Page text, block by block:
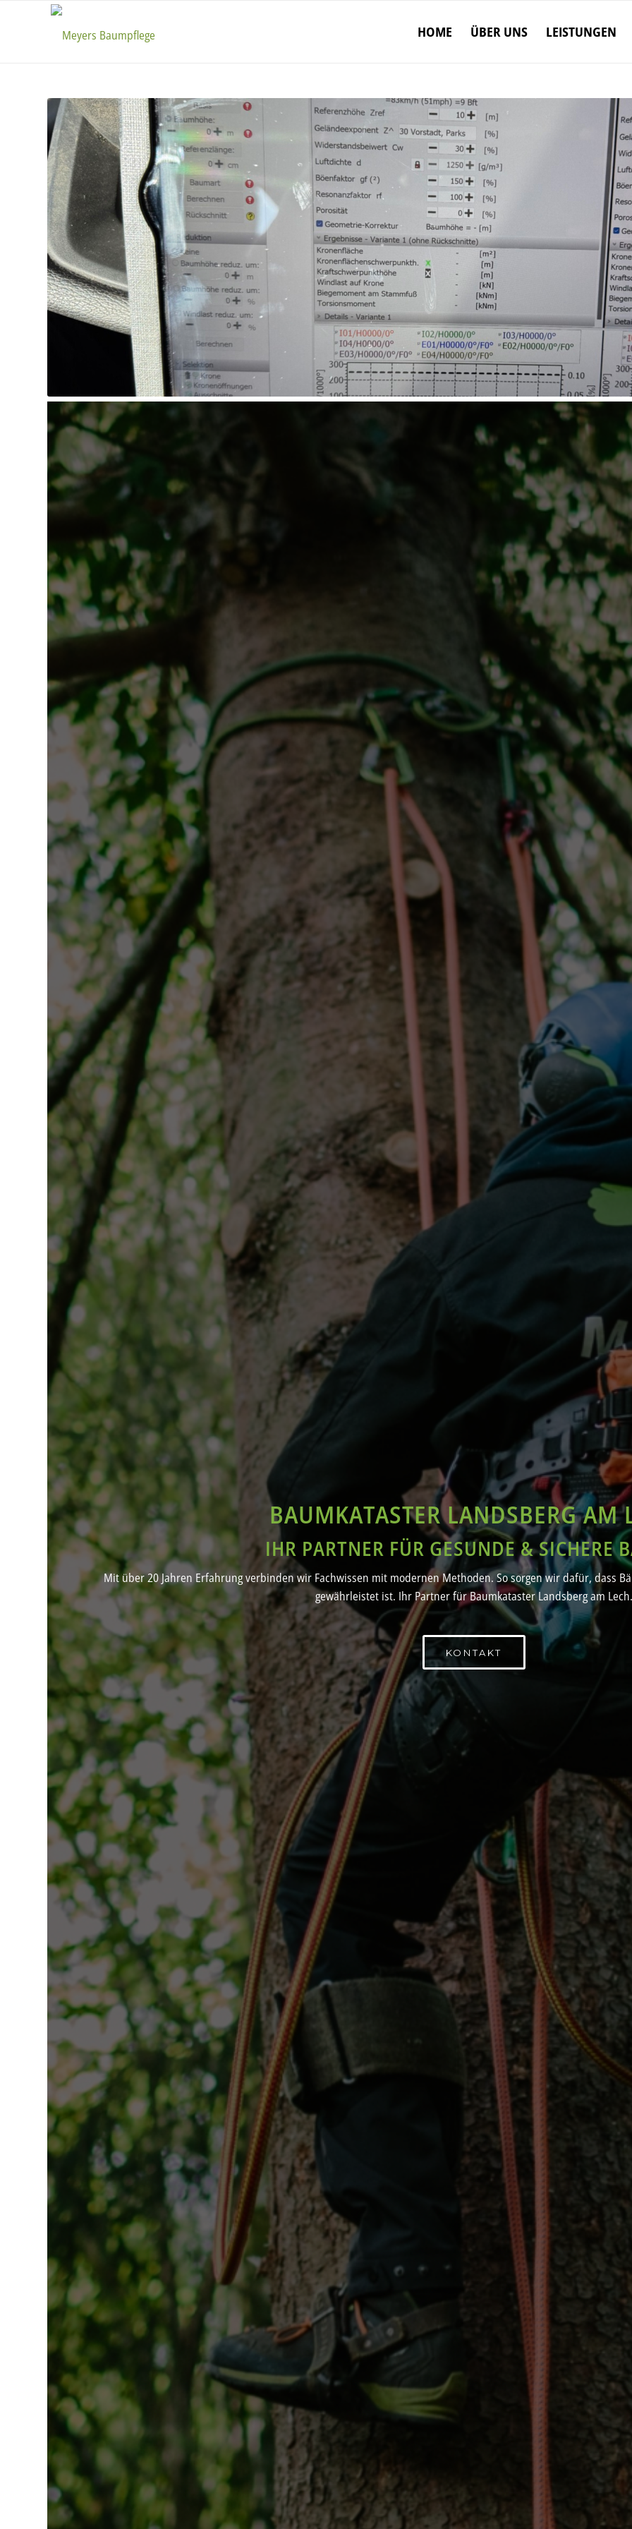
HOME ÜBER UNS LEISTUNGEN
BAUMKATASTER LANDSBERG AM
IHR PARTNER FÜR GESUNDE & SICHERE
Mit über 20 Jahren Erfahrung verbinden wir Fachwissen mit modernen Methoden. So sorgen wir dafür, dass
gewährleistet ist. Ihr Partner für Baumkataster Landsberg am Lech.
KONTAKT